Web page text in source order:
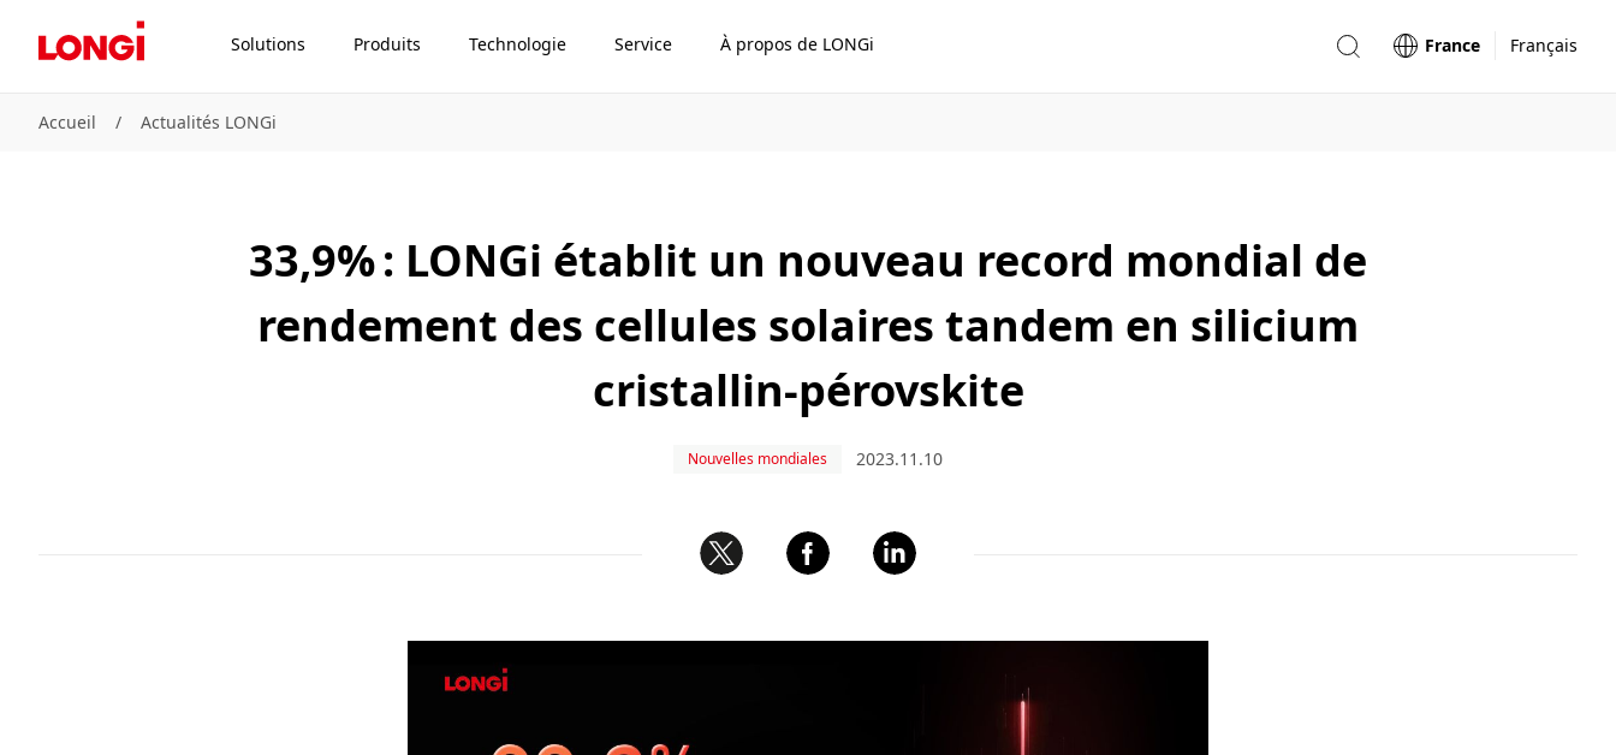
Solutions Produits Technologie Service À propos de LONGi France Français
Accueil / Actualités LONGi
33,9% : LONGi établit un nouveau record mondial de
rendement des cellules solaires tandem en silicium
cristallin-pérovskite
Nouvelles mondiales 2023.11.10